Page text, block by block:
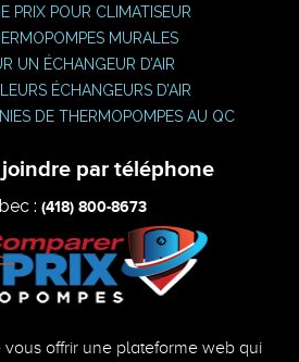
PRIX POUR CLIMATISEUR
MURALES
UN ÉCHANGEUR D’AIR
ÉCHANGEURS D’AIR
DE THERMOPOMPES AU QC
par téléphone
: (418) 800-8673
vous offrir une plateforme web qui